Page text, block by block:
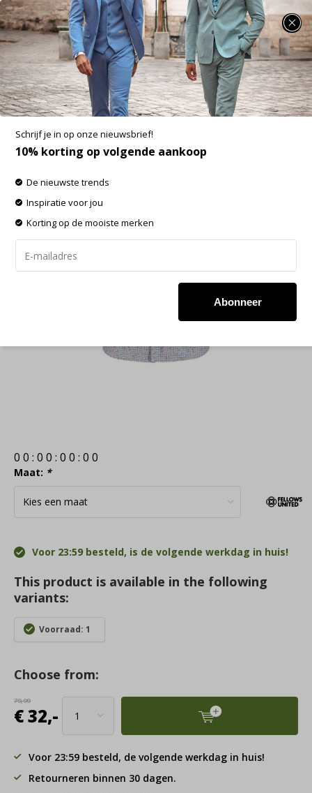
SUMMER SALE: 25% t/m 50% korting op heel veel zomerse items!
Fellows United Overhemd Korte Mouw Mini
Print Balls (41.6614 - 175)
Aan verlanglijst toevoegen
0 0 : 0 0 : 0 0 : 0 0
Maat: *
Voor 23:59 besteld, is de volgende werkdag in huis!
This product is available in the following
variants:
Voorraad: 1
Choose from:
79,99
€ 32,-
Voor 23:59 besteld, de volgende werkdag in huis!
Retourneren binnen 30 dagen.
Schrijf je in op onze nieuwsbrief!
10% korting op volgende aankoop
De nieuwste trends
Inspiratie voor jou
Korting op de mooiste merken
Abonneer